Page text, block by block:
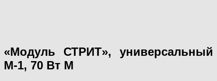
«Модуль СТРИТ», универсальный
М-1, 70 Вт М